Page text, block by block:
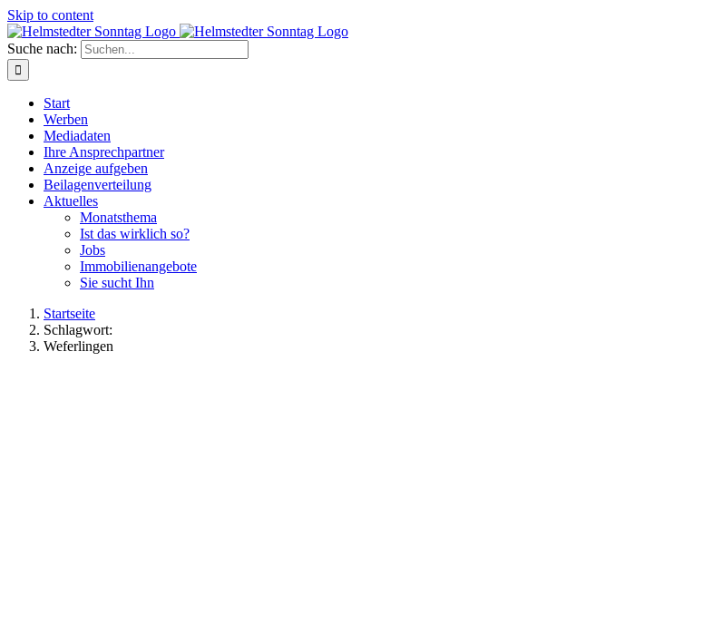
Skip to content
Suche nach:
Start
Werben
Mediadaten
Ihre Ansprechpartner
Anzeige aufgeben
Beilagenverteilung
Aktuelles
Monatsthema
Ist das wirklich so?
Jobs
Immobilienangebote
Sie sucht Ihn
Startseite
Schlagwort:
Weferlingen